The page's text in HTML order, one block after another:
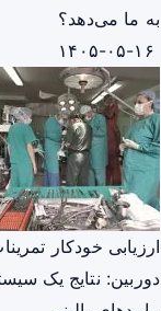
به ما می‌دهد؟
ارزیابی خودکار
دوربین: نتایج یک